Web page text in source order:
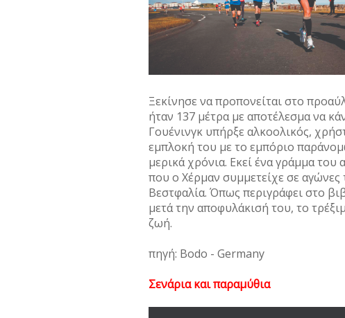
Ξεκίνησε να προπονείται στο
ήταν 137 μέτρα με αποτέλεσμα να
Γουένινγκ υπήρξε αλκοολικός,
εμπλοκή του με το εμπόριο
μερικά χρόνια. Εκεί ένα γράμμα
που ο Χέρμαν συμμετείχε σε
Βεστφαλία. Όπως περιγράφει στο
μετά την αποφυλάκισή του, το
ζωή.
πηγή: Bodo - Germany
Σενάρια και παραμύθια